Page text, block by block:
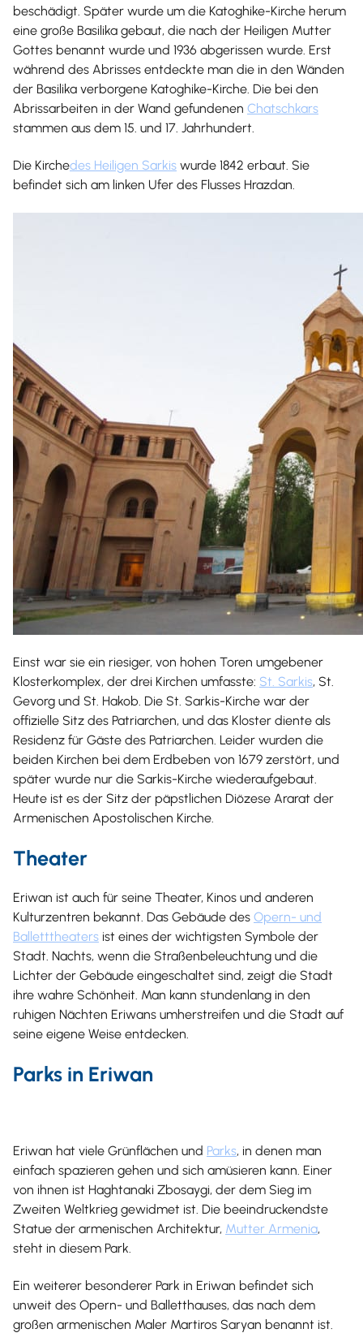
beschädigt. Später wurde um die Katoghike-Kirche herum
eine große Basilika gebaut, die nach der Heiligen Mutter
Gottes benannt wurde und 1936 abgerissen wurde. Erst
während des Abrisses entdeckte man die in den Wänden
der Basilika verborgene Katoghike-Kirche. Die bei den
Abrissarbeiten in der Wand gefundenen Chatschkars
stammen aus dem 15. und 17. Jahrhundert.
Die Kirchedes Heiligen Sarkis wurde 1842 erbaut. Sie
befindet sich am linken Ufer des Flusses Hrazdan.
Einst war sie ein riesiger, von hohen Toren umgebener
Klosterkomplex, der drei Kirchen umfasste: St. Sarkis, St.
Gevorg und St. Hakob. Die St. Sarkis-Kirche war der
offizielle Sitz des Patriarchen, und das Kloster diente als
Residenz für Gäste des Patriarchen. Leider wurden die
beiden Kirchen bei dem Erdbeben von 1679 zerstört, und
später wurde nur die Sarkis-Kirche wiederaufgebaut.
Heute ist es der Sitz der päpstlichen Diözese Ararat der
Armenischen Apostolischen Kirche.
Theater
Eriwan ist auch für seine Theater, Kinos und anderen
Kulturzentren bekannt. Das Gebäude des Opern- und
Balletttheaters ist eines der wichtigsten Symbole der
Stadt. Nachts, wenn die Straßenbeleuchtung und die
Lichter der Gebäude eingeschaltet sind, zeigt die Stadt
ihre wahre Schönheit. Man kann stundenlang in den
ruhigen Nächten Eriwans umherstreifen und die Stadt auf
seine eigene Weise entdecken.
Parks in Eriwan
Eriwan hat viele Grünflächen und Parks, in denen man
einfach spazieren gehen und sich amüsieren kann. Einer
von ihnen ist Haghtanaki Zbosaygi, der dem Sieg im
Zweiten Weltkrieg gewidmet ist. Die beeindruckendste
Statue der armenischen Architektur, Mutter Armenia,
steht in diesem Park.
Ein weiterer besonderer Park in Eriwan befindet sich
unweit des Opern- und Balletthauses, das nach dem
großen armenischen Maler Martiros Saryan benannt ist.